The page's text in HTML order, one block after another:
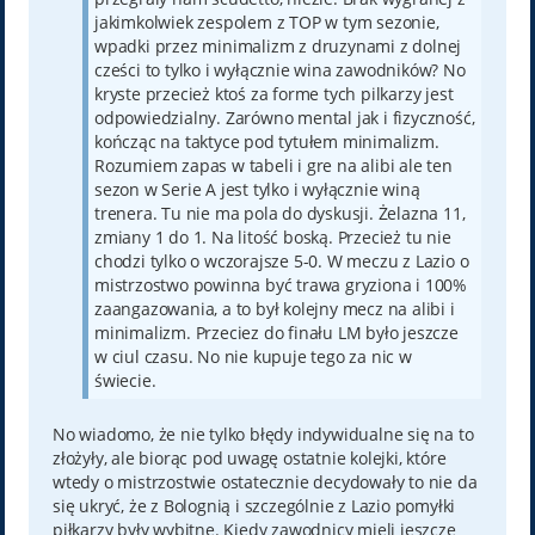
jakimkolwiek zespolem z TOP w tym sezonie,
wpadki przez minimalizm z druzynami z dolnej
cześci to tylko i wyłącznie wina zawodników? No
kryste przecież ktoś za forme tych pilkarzy jest
odpowiedzialny. Zarówno mental jak i fizyczność,
kończąc na taktyce pod tytułem minimalizm.
Rozumiem zapas w tabeli i gre na alibi ale ten
sezon w Serie A jest tylko i wyłącznie winą
trenera. Tu nie ma pola do dyskusji. Żelazna 11,
zmiany 1 do 1. Na litość boską. Przecież tu nie
chodzi tylko o wczorajsze 5-0. W meczu z Lazio o
mistrzostwo powinna być trawa gryziona i 100%
zaangazowania, a to był kolejny mecz na alibi i
minimalizm. Przeciez do finału LM było jeszcze
w ciul czasu. No nie kupuje tego za nic w
świecie.
No wiadomo, że nie tylko błędy indywidualne się na to
złożyły, ale biorąc pod uwagę ostatnie kolejki, które
wtedy o mistrzostwie ostatecznie decydowały to nie da
się ukryć, że z Bolognią i szczególnie z Lazio pomyłki
piłkarzy były wybitne. Kiedy zawodnicy mieli jeszcze